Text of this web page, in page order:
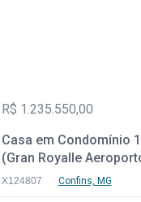
R$ 1.235.550,00
Casa em Condomínio
(Gran Royalle
- MG
X124807 Confins, MG